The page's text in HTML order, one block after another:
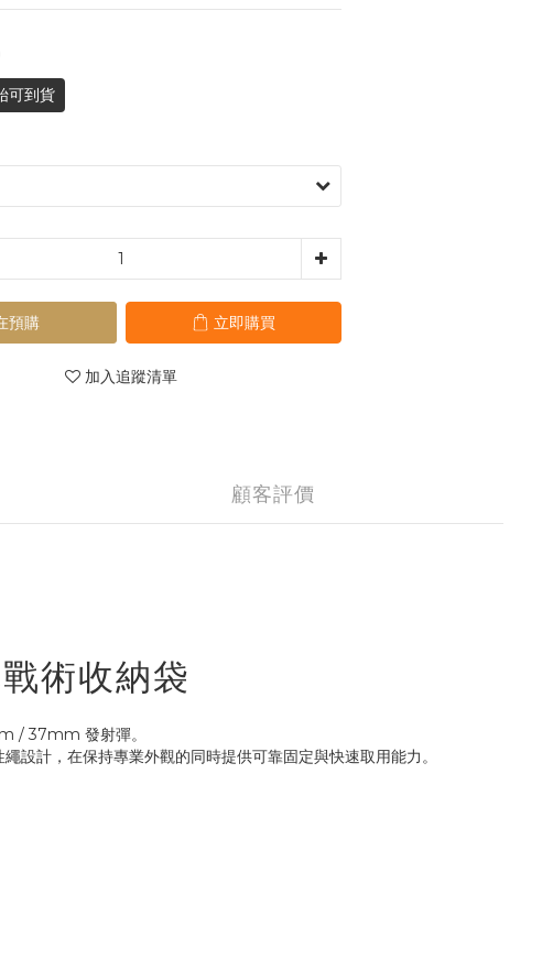
可到貨
預購 立即購買
加入追蹤清單
顧客評價
術收納袋
/ 37mm 發射彈。
計，在保持專業外觀的同時提供可靠固定與快速取用能力。